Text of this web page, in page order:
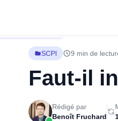
SCPI 9 min de
Faut-il
Rédigé par
Benoît Fruchard